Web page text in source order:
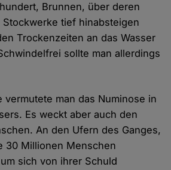
Brunnen, über deren
tief hinabsteigen
Trockenzeiten an das Wasser
sollte man allerdings
vermutete man das Numinose in
Es weckt aber auch den
An den Ufern des Ganges,
30 Millionen Menschen
sich von ihrer Schuld